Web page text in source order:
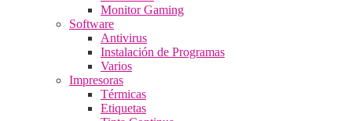
Monitor Gaming
Software
Antivirus
Instalación de Programas
Varios
Impresoras
Térmicas
Etiquetas